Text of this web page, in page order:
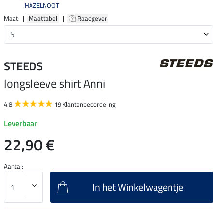
HAZELNOOT
Maat: | Maattabel | Raadgever
STEEDS
longsleeve shirt Anni
4.8 19 Klantenbeoordeling
Leverbaar
22,90 €
Aantal:
In het Winkelwagentje